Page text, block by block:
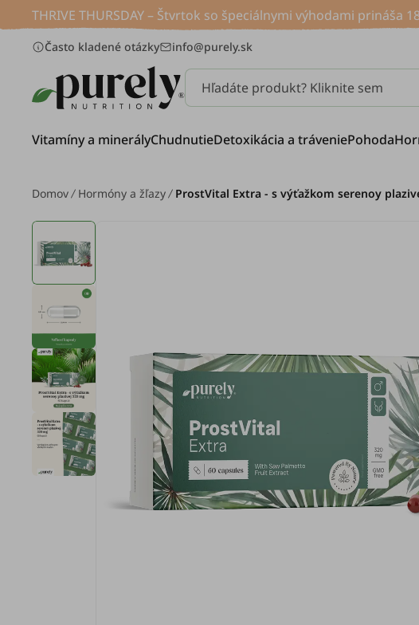
THRIVE THURSDAY – Štvrtok so špeciálnymi výhodami prináša
Často kladené otázky info@purely.sk
Hľadáte produkt? Kliknite sem
Vitamíny a minerályChudnutieDetoxikácia a tráveniePohoda
Domov Hormóny a žľazy ProstVital Extra - s výťažkom serenoy